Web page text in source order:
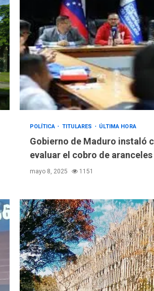
POLÍTICA TITULARES ÚLTIMA HORA
Gobierno de Maduro instaló
evaluar el cobro de
mayo 8, 2025 1151